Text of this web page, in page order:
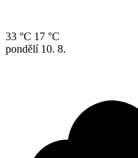
33 °C 17 °C
pondělí 10. 8.